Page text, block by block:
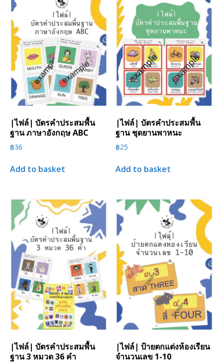
|ไฟล์| บัตรคำประสมพื้น
ฐาน ภาษาอังกฤษ ABC
฿36
Add to basket
|ไฟล์| บัตรคำประสมพื้น
ฐาน ชุดยานพาหนะ
฿25
Add to basket
|ไฟล์| บัตรคำประสมพื้น
ฐาน 3 หมวด 36 คำ
|ไฟล์| ป้ายตกแต่งห้องเรียน
จำนวนเลข 1-10